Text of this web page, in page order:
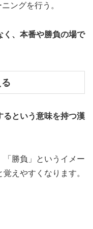
ングを行う。
く、本番や勝負の場で
るという意味を持つ漢
「勝負」というイメー
えやすくなります。